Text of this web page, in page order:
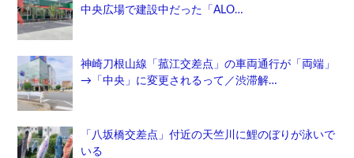
中央広場で建設中だった「ALO…
神崎刀根山線「菰江交差点」の車両通行が「両端」
→「中央」に変更されるって／渋滞解…
「八坂橋交差点」付近の天竺川に鯉のぼりが泳いで
いる